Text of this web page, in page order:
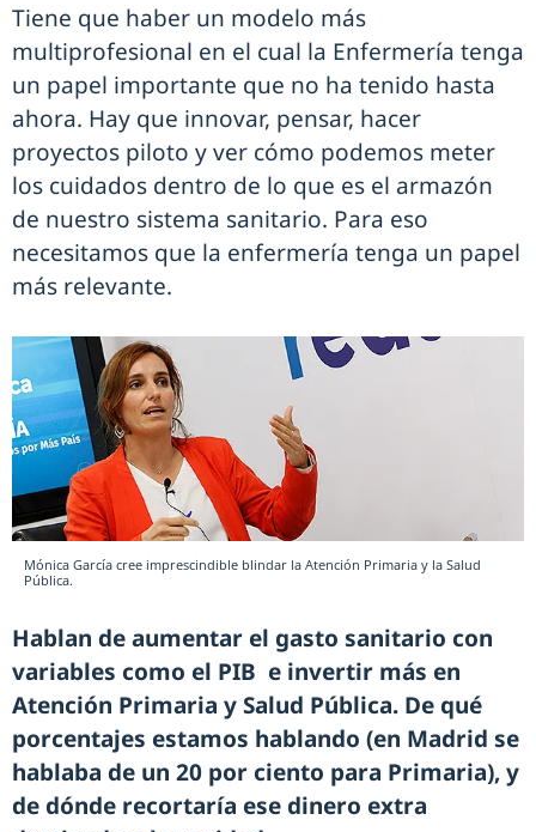
Tiene que haber un modelo más
multiprofesional en el cual la Enfermería tenga
un papel importante que no ha tenido hasta
ahora. Hay que innovar, pensar, hacer
proyectos piloto y ver cómo podemos meter
los cuidados dentro de lo que es el armazón
de nuestro sistema sanitario. Para eso
necesitamos que la enfermería tenga un papel
más relevante.
Mónica García cree imprescindible blindar la Atención Primaria y la Salud
Pública.
Hablan de aumentar el gasto sanitario con
variables como el PIB e invertir más en
Atención Primaria y Salud Pública. De qué
porcentajes estamos hablando (en Madrid se
hablaba de un 20 por ciento para Primaria), y
de dónde recortaría ese dinero extra